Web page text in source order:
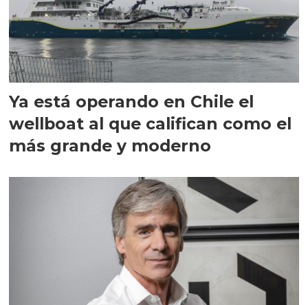
Ya está operando en Chile el
wellboat al que califican como el
más grande y moderno